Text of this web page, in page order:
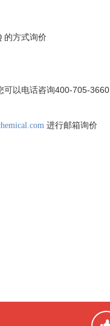
的方式询价
可以电话咨询400-705-3660
进行邮箱询价